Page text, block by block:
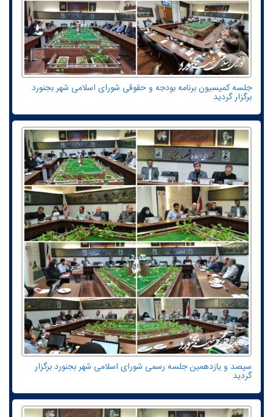
جلسه کمیسیون برنامه بودجه و حقوقی شورای اسلامی شهر بجنورد
برگزار گردید
سیصد و یازدهمین جلسه رسمی شورای اسلامی شهر بجنورد برگزار
گردید